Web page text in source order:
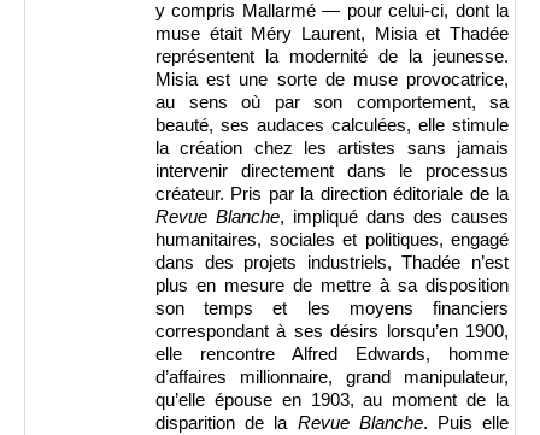
y compris Mallarmé — pour celui-ci, dont la
muse était Méry Laurent, Misia et Thadée
représentent la modernité de la jeunesse.
Misia est une sorte de muse provocatrice,
au sens où par son comportement, sa
beauté, ses audaces calculées, elle stimule
la création chez les artistes sans jamais
intervenir directement dans le processus
créateur. Pris par la direction éditoriale de la
Revue Blanche, impliqué dans des causes
humanitaires, sociales et politiques, engagé
dans des projets industriels, Thadée n’est
plus en mesure de mettre à sa disposition
son temps et les moyens financiers
correspondant à ses désirs lorsqu’en 1900,
elle rencontre Alfred Edwards, homme
d’affaires millionnaire, grand manipulateur,
qu’elle épouse en 1903, au moment de la
disparition de la Revue Blanche. Puis elle